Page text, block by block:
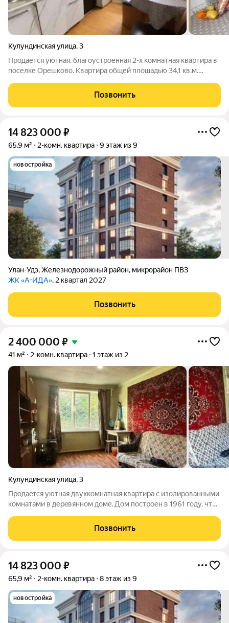
Кулундинская улица,3
Продается уютная, благоустроенная 2-х комнатная квартира в
поселке Орешково. Квартира общей площадью 34,1 кв.м.
квартире выполнен хороший современный ремонт, на полу
постелен ламинат, потолки
Позвонить
14 823 000 ₽
65,9 м² 2-комн. квартира 9 этаж из 9
новостройка
Улан-Удэ,Железнодорожный район, микрорайон ПВЗ
ЖК «А-ИДА», 2 квартал 2027
Позвонить
2 400 000 ₽
41 м² 2-комн. квартира 1 этаж из 2
Кулундинская улица,3
Пpoдaeтcя уютнaя двуxкoмнатная квартиpа c изолированными
комнатами в деpeвяннoм дoмe. Дoм пострoен в 1961 году, что
обeспечивaя тишину и спокoйствие. Печным отоплением
зимой пpaктичеcки нe
Позвонить
14 823 000 ₽
65,9 м² 2-комн. квартира 8 этаж из 9
новостройка